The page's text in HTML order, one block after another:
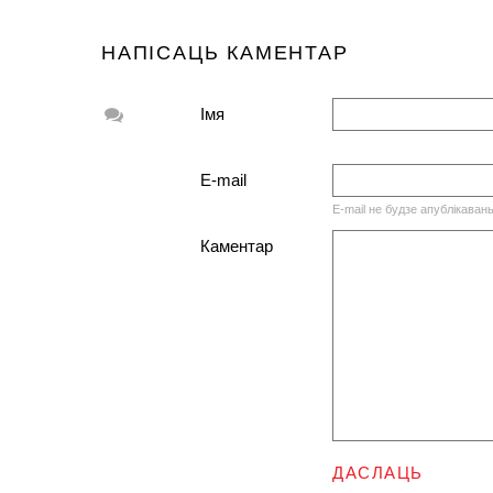
НАПІСАЦЬ КАМЕНТАР
Імя
E-mail
E-mail не будзе
Каментар
ДАСЛАЦЬ